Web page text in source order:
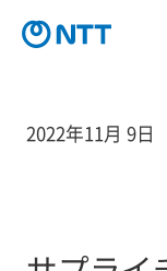
2022年11月 9日